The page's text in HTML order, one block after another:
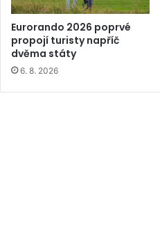
Eurorando 2026 poprvé
propojí turisty napříč
dvěma státy
6. 8. 2026